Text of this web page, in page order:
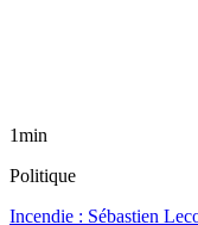
1min
Politique
Incendie : Sébastien